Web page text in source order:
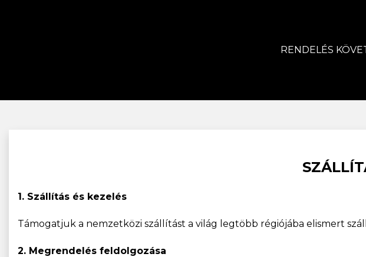
RENDELÉS
1. Szállítás és kezelés
Támogatjuk a nemzetközi szállítást a világ legtöbb régiójába elismert
2. Megrendelés feldolgozása